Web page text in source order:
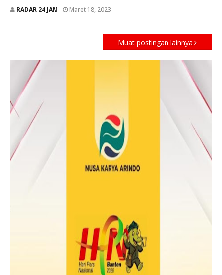
RADAR 24 JAM Maret 18, 2023
Muat postingan lainnya